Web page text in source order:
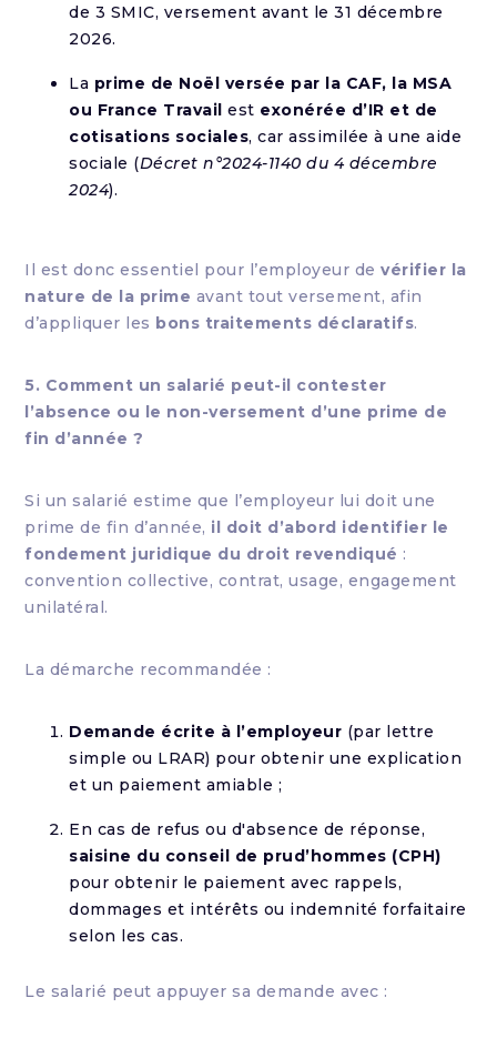
de 3 SMIC, versement avant le 31 décembre
2026.
La prime de Noël versée par la CAF, la MSA
ou France Travail est exonérée d’IR et de
cotisations sociales, car assimilée à une aide
sociale (Décret n°2024-1140 du 4 décembre
2024).
Il est donc essentiel pour l’employeur devérifier la
nature de la prime avant tout versement, afin
d’appliquer les bons traitements déclaratifs.
5. Comment un salarié peut-il contester
l’absence ou le non-versement d’une prime de
fin d’année ?
Si un salarié estime que l’employeur lui doit une
prime de fin d’année, il doit d’abord identifier le
fondement juridique du droit revendiqué :
convention collective, contrat, usage, engagement
unilatéral.
La démarche recommandée :
Demande écrite à l’employeur (par lettre
simple ou LRAR) pour obtenir une explication
et un paiement amiable ;
En cas de refus ou d'absence de réponse,
saisine du conseil de prud’hommes (CPH)
pour obtenir le paiement avec rappels,
dommages et intérêts ou indemnité forfaitaire
selon les cas.
Le salarié peut appuyer sa demande avec :